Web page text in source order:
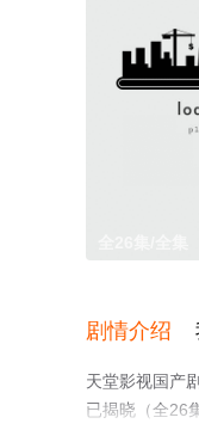
剧情介绍
天堂影视国产
已揭晓（全26